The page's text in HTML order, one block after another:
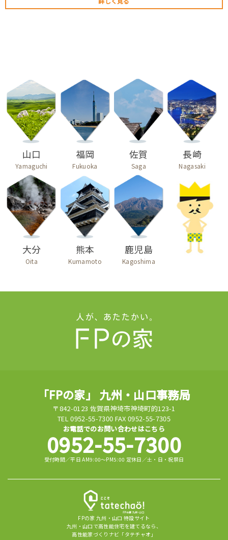
山口
Yamaguchi
福岡
Fukuoka
佐賀
Saga
長崎
Nagasaki
大分
Oita
熊本
Kumamoto
鹿児島
Kagoshima
「FPの家」 九州・山口事務局
〒842-0123 佐賀県神埼市神埼町的123-1
TEL 0952-55-7300 FAX 0952-55-7305
お電話でのお問い合わせはこちら
0952-55-7300
受付時間／平日 AM9:00～PM5:00 定休日／土・日・祝祭日
FPの家 九州・山口 特設サイト
九州・山口で高性能住宅を建てるなら、
高性能家づくりナビ「タテチャオ」